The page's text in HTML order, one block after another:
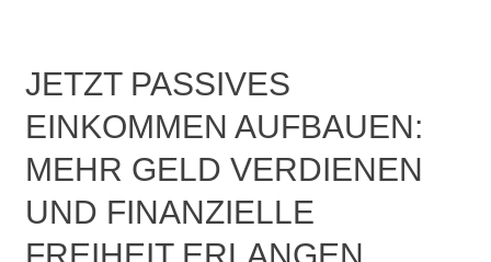
23
mehr
Geld
JETZT PASSIVES
EINKOMMEN AUFBAUEN:
MEHR GELD VERDIENEN
UND FINANZIELLE